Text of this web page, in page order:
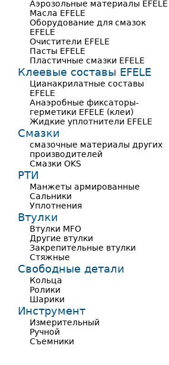
Аэрозольные материалы EFELE
Масла EFELE
Оборудование для смазок
EFELE
Очистители EFELE
Пасты EFELE
Пластичные смазки EFELE
Клеевые составы EFELE
Цианакрилатные составы
EFELE
Анаэробные фиксаторы-
герметики EFELE (клеи)
Жидкие уплотнители EFELE
Смазки
смазочные материалы других
производителей
Смазки OKS
РТИ
Манжеты армированные
Сальники
Уплотнения
Втулки
Втулки MFO
Другие втулки
Закрепительные втулки
Стяжные
Свободные детали
Кольца
Ролики
Шарики
Инструмент
Измерительный
Ручной
Съемники